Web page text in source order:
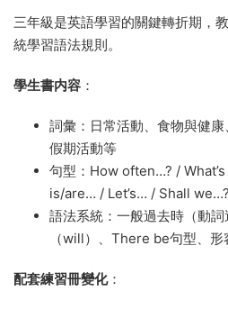
三年級是英語學習的關鍵轉折期，
統學習語法規則。
學生書内容 ：
詞彙：日常活動、食物與健康
假期活動等
句型：How often…? /
is/are… / Let’s… / Shall
語法系統：一般過去時（動
（will）、There be句型、形
配套練習冊變化：